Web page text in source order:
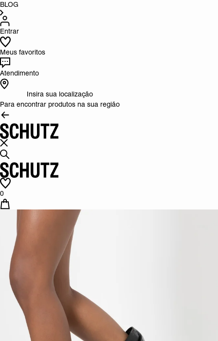
BLOG
Entrar
Meus favoritos
Atendimento
Insira sua localização
Para encontrar produtos na sua região
0